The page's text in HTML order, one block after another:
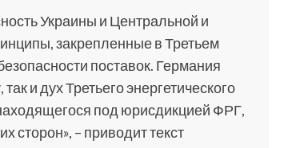
Украины и Центральной и
закрепленные в Третьем
поставок. Германия
и дух Третьего энергетического
под юрисдикцией ФРГ,
сторон», – приводит текст